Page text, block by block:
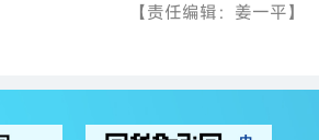
【责任编辑：姜一平】